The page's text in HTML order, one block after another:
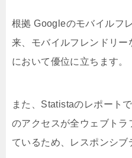
根拠 Googleのモバイルフ
来、モバイルフレンドリ
において優位に立ちます。
また、Statistaのレポート
のアクセスが全ウェブト
ているため、レスポンシブ